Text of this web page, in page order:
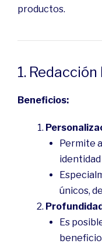
productos.
1.
Beneficios:
Permite
identidad
únicos,
Es